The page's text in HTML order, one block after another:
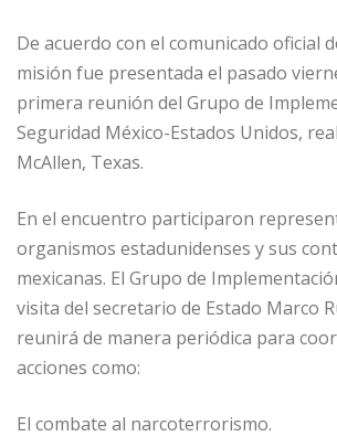
De acuerdo con el comunicado oficial
misión fue presentada el pasado
primera reunión del Grupo de
Seguridad México-Estados Unidos,
McAllen, Texas.
En el encuentro participaron
organismos estadunidenses y sus
mexicanas. El Grupo de
visita del secretario de Estado Marco
reunirá de manera periódica para
acciones como:
El combate al narcoterrorismo.